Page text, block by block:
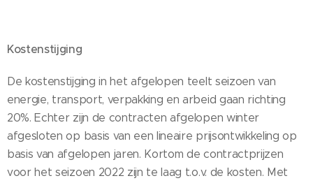
Kostenstijging
De kostenstijging in het afgelopen teelt seizoen van
energie, transport, verpakking en arbeid gaan richting
20%. Echter zijn de contracten afgelopen winter
afgesloten op basis van een lineaire prijsontwikkeling op
basis van afgelopen jaren. Kortom de contractprijzen
voor het seizoen 2022 zijn te laag t.o.v. de kosten. Met